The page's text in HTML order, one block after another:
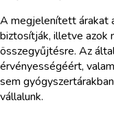
A megjelenített árakat
biztosítják, illetve azok
összegyűjtésre. Az
érvényességéért,
sem
vállalunk.